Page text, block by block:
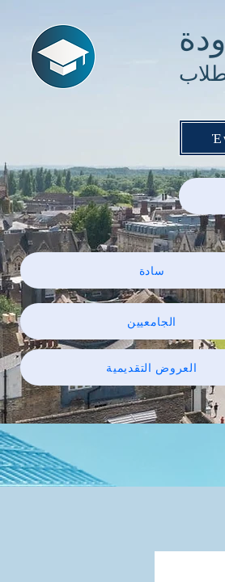
سادة
الجامعيين
العروض التقديمية
الطاقم العلمي | المملكة المتحدة